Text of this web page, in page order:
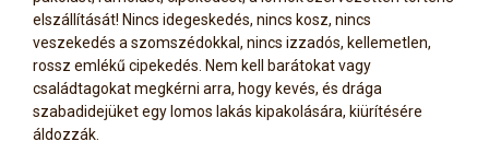
elszállítását! Nincs idegeskedés, nincs kosz, nincs
veszekedés a szomszédokkal, nincs izzadós, kellemetlen,
rossz emlékű cipekedés. Nem kell barátokat vagy
családtagokat megkérni arra, hogy kevés, és drága
szabadidejüket egy lomos lakás kipakolására, kiürítésére
áldozzák.